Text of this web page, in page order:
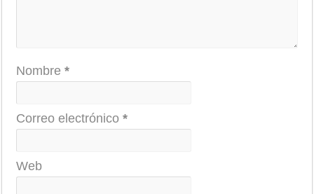
Nombre*
Correo electrónico*
Web